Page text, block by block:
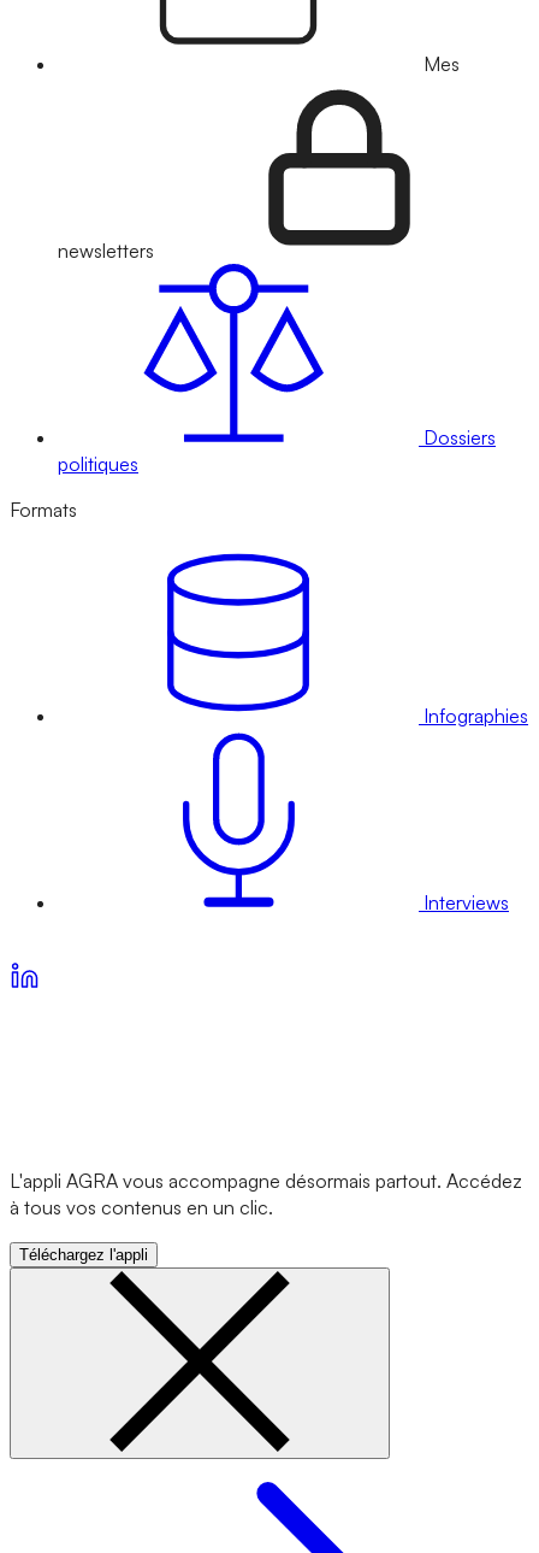
Mes
newsletters
Dossiers
politiques
Formats
Infographies
Interviews
L'appli AGRA vous accompagne désormais partout. Accédez
à tous vos contenus en un clic.
Téléchargez l'appli